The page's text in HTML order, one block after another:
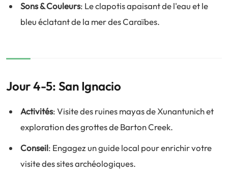
Sons & Couleurs: Le clapotis apaisant de l'eau et le
bleu éclatant de la mer des Caraïbes.
Jour 4-5: San Ignacio
Activités: Visite des ruines mayas de Xunantunich et
exploration des grottes de Barton Creek.
Conseil: Engagez un guide local pour enrichir votre
visite des sites archéologiques.